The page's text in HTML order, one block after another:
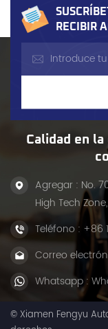
RECIBIR
Calidad en
Agregar : No.
High Tech
Teléfono : +86
Correo
Whatsapp :
© Xiamen Fengyu